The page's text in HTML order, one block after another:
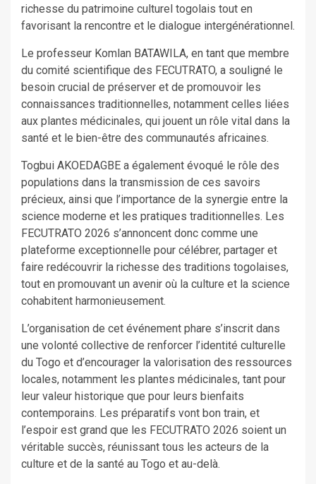
richesse du patrimoine culturel togolais tout en
favorisant la rencontre et le dialogue intergénérationnel.
Le professeur Komlan BATAWILA, en tant que membre
du comité scientifique des FECUTRATO, a souligné le
besoin crucial de préserver et de promouvoir les
connaissances traditionnelles, notamment celles liées
aux plantes médicinales, qui jouent un rôle vital dans la
santé et le bien-être des communautés africaines.
Togbui AKOEDAGBE a également évoqué le rôle des
populations dans la transmission de ces savoirs
précieux, ainsi que l’importance de la synergie entre la
science moderne et les pratiques traditionnelles. Les
FECUTRATO 2026 s’annoncent donc comme une
plateforme exceptionnelle pour célébrer, partager et
faire redécouvrir la richesse des traditions togolaises,
tout en promouvant un avenir où la culture et la science
cohabitent harmonieusement.
L’organisation de cet événement phare s’inscrit dans
une volonté collective de renforcer l’identité culturelle
du Togo et d’encourager la valorisation des ressources
locales, notamment les plantes médicinales, tant pour
leur valeur historique que pour leurs bienfaits
contemporains. Les préparatifs vont bon train, et
l’espoir est grand que les FECUTRATO 2026 soient un
véritable succès, réunissant tous les acteurs de la
culture et de la santé au Togo et au-delà.